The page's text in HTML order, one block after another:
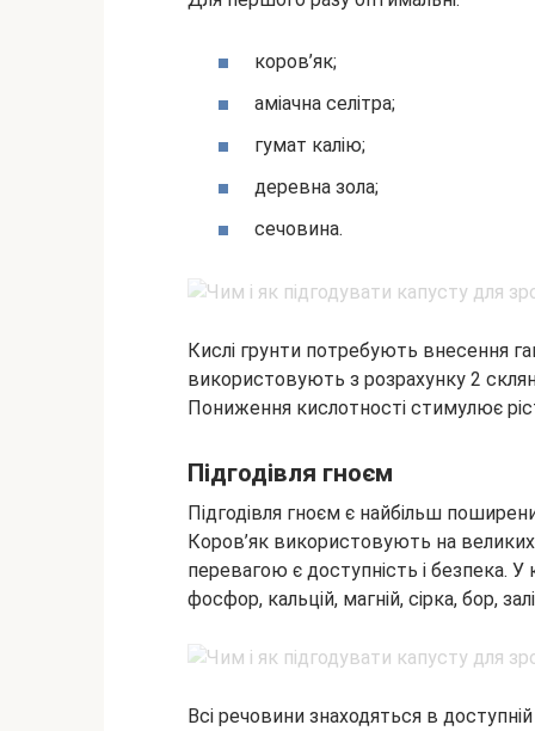
коров’як;
аміачна селітра;
гумат калію;
деревна зола;
сечовина.
Кислі грунти потребують внесення
використовують з розрахунку 2
Пониження кислотності стимулює
Підгодівля гноєм
Підгодівля гноєм є найбільш
Коров’як використовують на
перевагою є доступність і безпека. У
фосфор, кальцій, магній, сірка, бор,
Всі речовини знаходяться в